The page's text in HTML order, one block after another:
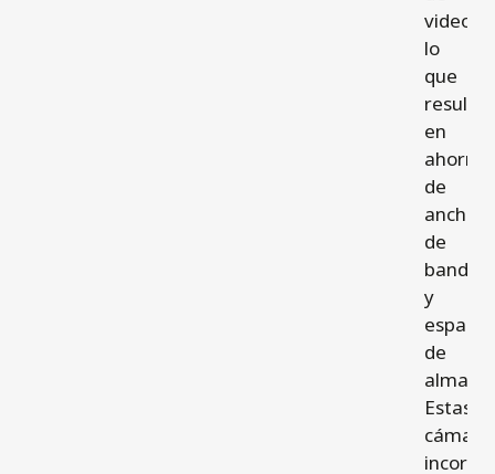
video,
lo
que
resulta
en
ahorro
de
ancho
de
banda
y
espacio
de
Estas